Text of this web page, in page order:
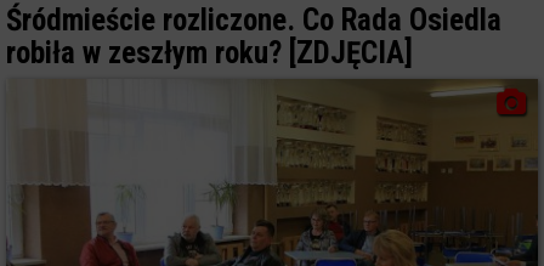
Śródmieście rozliczone. Co Rada Osiedla
robiła w zeszłym roku? [ZDJĘCIA]